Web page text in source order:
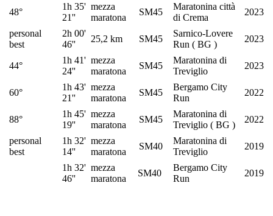
48°
1h 35'
21''
mezza
maratona
SM45
Maratonina città
di Crema
2023
personal
best
2h 00'
46''
25,2 km SM45
Sarnico-Lovere
Run ( BG )
2023
44°
1h 41'
24''
mezza
maratona
SM45
Maratonina di
Treviglio
2023
60°
1h 43'
21''
mezza
maratona
SM45
Bergamo City
Run
2022
88°
1h 45'
19''
mezza
maratona
SM45
Maratonina di
Treviglio ( BG )
2022
personal
best
1h 32'
14''
mezza
maratona
SM40
Maratonina di
Treviglio
2019
1h 32'
46''
mezza
maratona
SM40
Bergamo City
Run
2019